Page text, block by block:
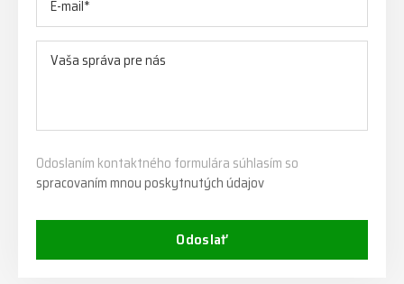
Odoslaním kontaktného formulára súhlasím so
spracovaním mnou poskytnutých údajov
Odoslať